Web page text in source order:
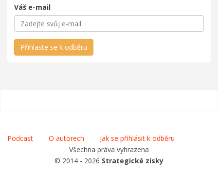
Váš e-mail
Přihlaste se k odběru
Podcast O autorech
Jak se přihlásit k odběru
Všechna práva vyhrazena
© 2014 - 2026 Strategické zisky